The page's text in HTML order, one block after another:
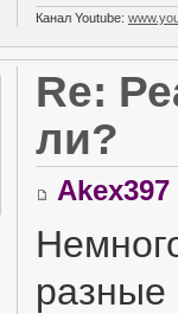
Канал Youtube:
Re:
ли?
Akex397